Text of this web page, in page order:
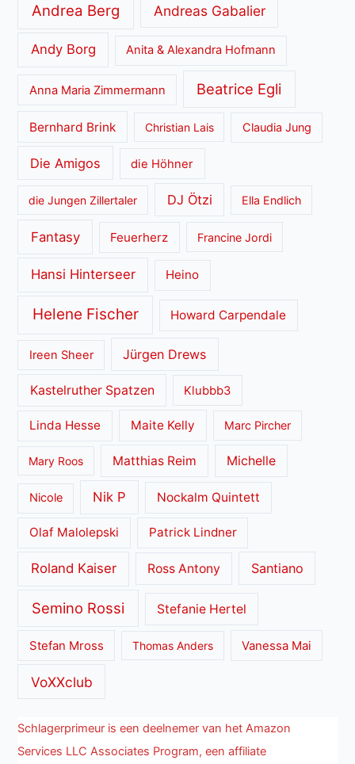
Andrea Berg Andreas Gabalier
Andy Borg Anita & Alexandra Hofmann
Anna Maria Zimmermann Beatrice Egli
Bernhard Brink Christian Lais Claudia Jung
Die Amigos die Höhner
die Jungen Zillertaler DJ Ötzi Ella Endlich
Fantasy Feuerherz Francine Jordi
Hansi Hinterseer Heino
Helene Fischer Howard Carpendale
Ireen Sheer Jürgen Drews
Kastelruther Spatzen Klubbb3
Linda Hesse Maite Kelly Marc Pircher
Mary Roos Matthias Reim Michelle
Nicole Nik P Nockalm Quintett
Olaf Malolepski Patrick Lindner
Roland Kaiser Ross Antony Santiano
Semino Rossi Stefanie Hertel
Stefan Mross Thomas Anders Vanessa Mai
VoXXclub
Schlagerprimeur is een deelnemer van het Amazon
Services LLC Associates Program, een affiliate